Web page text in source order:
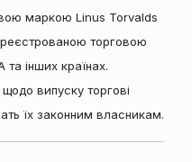
маркою Linus Torvalds
торговою
інших країнах.
випуску торгові
їх законним власникам.